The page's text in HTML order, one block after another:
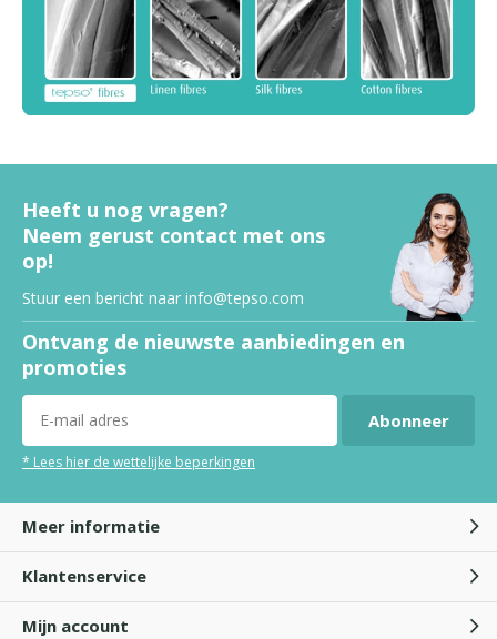
Heeft u nog vragen?
Neem gerust contact met ons
op!
Stuur een bericht naar info@tepso.com
Ontvang de nieuwste aanbiedingen en
promoties
Abonneer
* Lees hier de wettelijke beperkingen
Meer informatie
Klantenservice
Mijn account